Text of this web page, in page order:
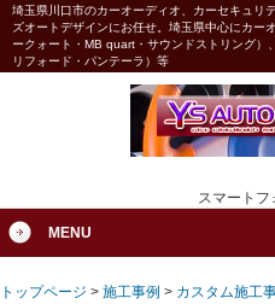
埼玉県川口市のカーオーディオ、カーセキュリ
ズオートデザインにお任せ。埼玉県中心にカー
ークォート・MB quart・サウンドストリング）
リフォード・パンテーラ）等
スマートフ
MENU
トップページ > 施工事例 > カスタム施工